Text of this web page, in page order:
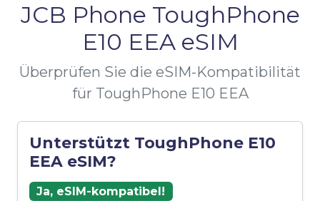
JCB Phone ToughPhone
E10 EEA eSIM
Überprüfen Sie die eSIM-Kompatibilität
für ToughPhone E10 EEA
Unterstützt ToughPhone E10
EEA eSIM?
Ja, eSIM-kompatibel!